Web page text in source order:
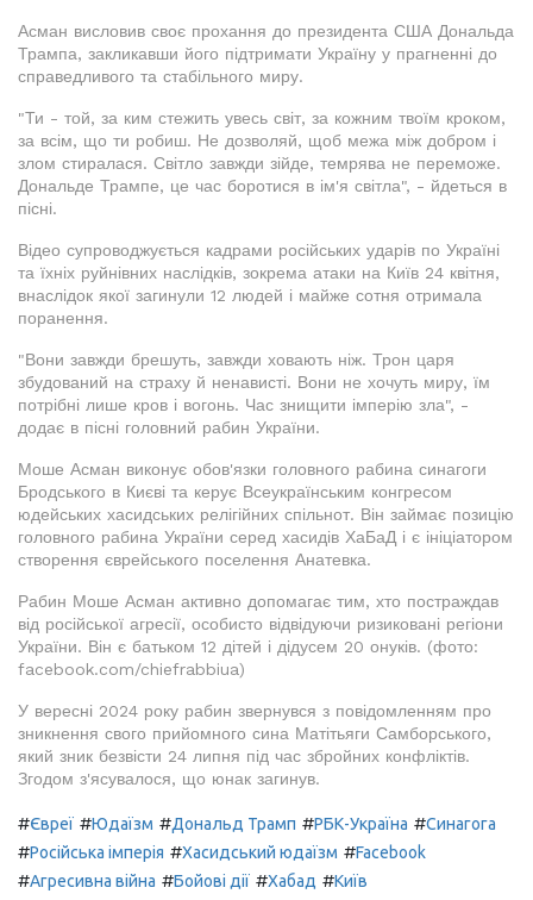
Асман висловив своє прохання до президента США Дональда
Трампа, закликавши його підтримати Україну у прагненні до
справедливого та стабільного миру.
"Ти - той, за ким стежить увесь світ, за кожним твоїм кроком,
за всім, що ти робиш. Не дозволяй, щоб межа між добром і
злом стиралася. Світло завжди зійде, темрява не переможе.
Дональде Трампе, це час боротися в ім'я світла", - йдеться в
пісні.
Відео супроводжується кадрами російських ударів по Україні
та їхніх руйнівних наслідків, зокрема атаки на Київ 24 квітня,
внаслідок якої загинули 12 людей і майже сотня отримала
поранення.
"Вони завжди брешуть, завжди ховають ніж. Трон царя
збудований на страху й ненависті. Вони не хочуть миру, їм
потрібні лише кров і вогонь. Час знищити імперію зла", -
додає в пісні головний рабин України.
Моше Асман виконує обов'язки головного рабина синагоги
Бродського в Києві та керує Всеукраїнським конгресом
юдейських хасидських релігійних спільнот. Він займає позицію
головного рабина України серед хасидів ХаБаД і є ініціатором
створення єврейського поселення Анатевка.
Рабин Моше Асман активно допомагає тим, хто постраждав
від російської агресії, особисто відвідуючи ризиковані регіони
України. Він є батьком 12 дітей і дідусем 20 онуків. (фото:
facebook.com/chiefrabbiua)
У вересні 2024 року рабин звернувся з повідомленням про
зникнення свого прийомного сина Матітьяги Самборського,
який зник безвісти 24 липня під час збройних конфліктів.
Згодом з'ясувалося, що юнак загинув.
#Євреї #Юдаїзм #Дональд Трамп #РБК-Україна #Синагога
#Російська імперія #Хасидський юдаїзм #Facebook
#Агресивна війна #Бойові дії #Хабад #Київ